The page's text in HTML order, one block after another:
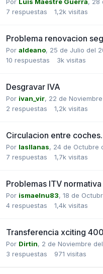
7 respuestas 1,2k visitas
Problema renovacion
Por aldeano, 25 de Julio del
10 respuestas 3k visitas
Desgravar IVA
Por ivan_vir, 22 de
2 respuestas 1,2k visitas
Circulacion entre coches.
Por lasllanas, 24 de Octubre
7 respuestas 1,7k visitas
Problemas ITV
Por ismaelnu83, 18 de
4 respuestas 1,4k visitas
Transferencia xciting
Por Dirtin, 2 de Noviembre
3 respuestas 971 visitas